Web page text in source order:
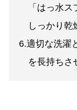
「はっ水ス
しっかり乾
6.適切な洗濯
を長持ちさ